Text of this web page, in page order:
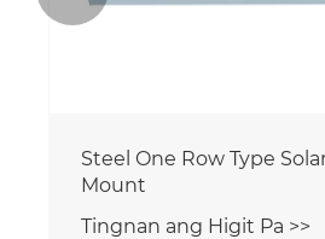
Steel Maramihang Row
Farmland Mount
Tingnan ang Higit Pa >>